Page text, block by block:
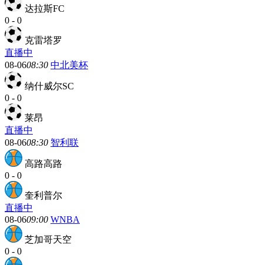
达拉斯FC
0 - 0
克雷塔罗
直播中
08-0608:30 中北美杯
纳什威尔SC
0 - 0
莱昂
直播中
08-0608:30 智利联
高路高路
0 - 0
奎利普尔
直播中
08-0609:00 WNBA
芝加哥天空
0 - 0